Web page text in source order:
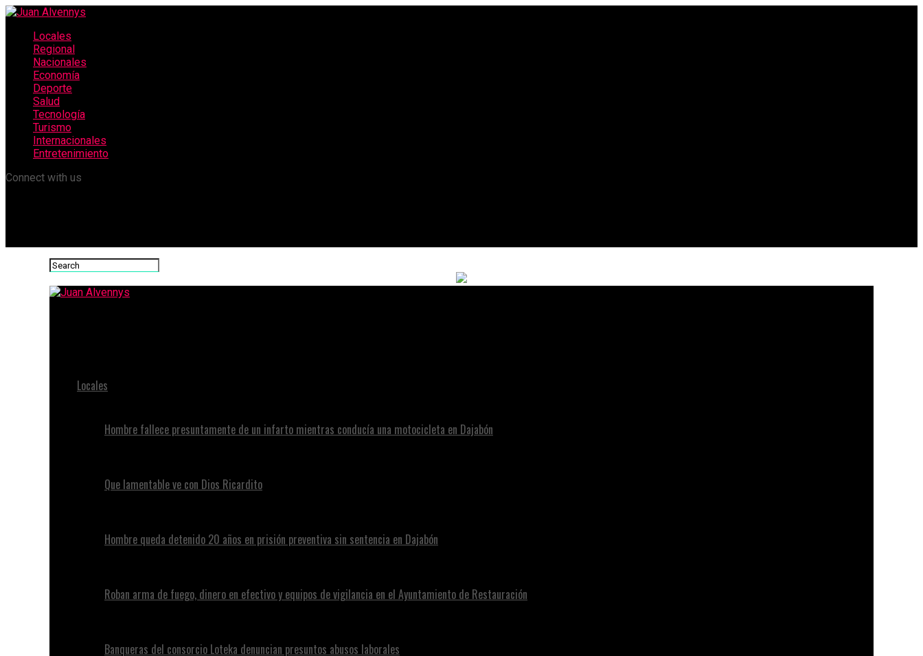
Locales
Regional
Nacionales
Economía
Deporte
Salud
Tecnología
Turismo
Internacionales
Entretenimiento
Connect with us
Locales
Hombre fallece presuntamente de un infarto mientras conducía una motocicleta en Dajabón
Que lamentable ve con Dios Ricardito
Hombre queda detenido 20 años en prisión preventiva sin sentencia en Dajabón
Roban arma de fuego, dinero en efectivo y equipos de vigilancia en el Ayuntamiento de Restauración
Banqueras del consorcio Loteka denuncian presuntos abusos laborales